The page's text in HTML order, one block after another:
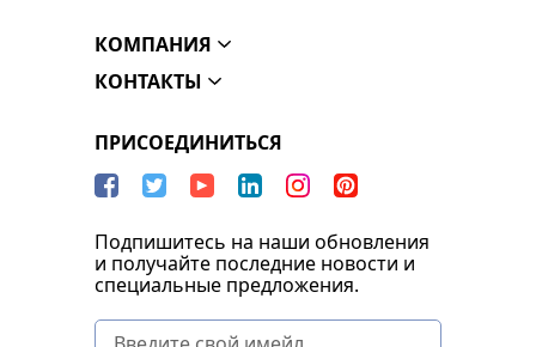
КОМПАНИЯ
КОНТАКТЫ
ПРИСОЕДИНИТЬСЯ
Подпишитесь на наши обновления
и получайте последние новости и
специальные предложения.